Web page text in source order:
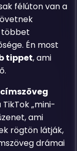
félúton van a
többet
Én most
tippet, ami
címszöveg
„mini-
ami
rögtön látják,
drámai